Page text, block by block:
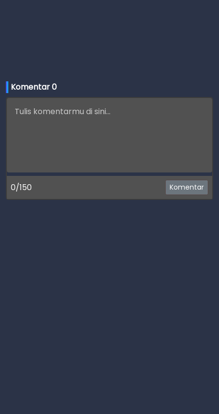
Komentar 0
0/150 Komentar